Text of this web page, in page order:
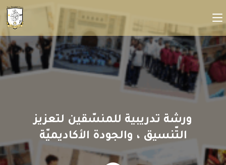
ورشة تدريبية للمنسّقين لتعزيز
التّنسيق ، والجودة الأكاديميّة